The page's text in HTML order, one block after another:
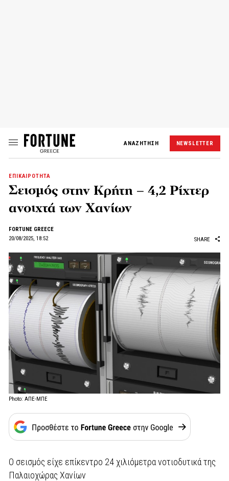
ΑΝΑΖΗΤΗΣΗ NEWSLETTER
ΕΠΙΚΑΙΡΟΤΗΤΑ
Σεισμός στην Κρήτη – 4,2 Ρίχτερ
ανοιχτά των Χανίων
FORTUNE GREECE
20/08/2025, 18:52
SHARE
Photo: ΑΠΕ-ΜΠΕ
Ο σεισμός είχε επίκεντρο 24 χιλιόμετρα νοτιοδυτικά της
Παλαιοχώρας Χανίων